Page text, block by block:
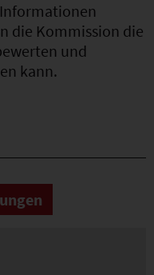
die Kommission die
und
kann.